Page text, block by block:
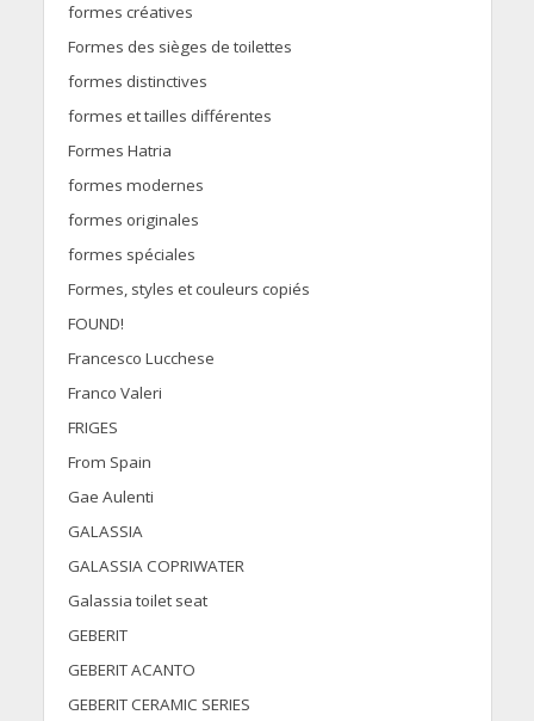
formes créatives
Formes des sièges de toilettes
formes distinctives
formes et tailles différentes
Formes Hatria
formes modernes
formes originales
formes spéciales
Formes, styles et couleurs copiés
FOUND!
Francesco Lucchese
Franco Valeri
FRIGES
From Spain
Gae Aulenti
GALASSIA
GALASSIA COPRIWATER
Galassia toilet seat
GEBERIT
GEBERIT ACANTO
GEBERIT CERAMIC SERIES